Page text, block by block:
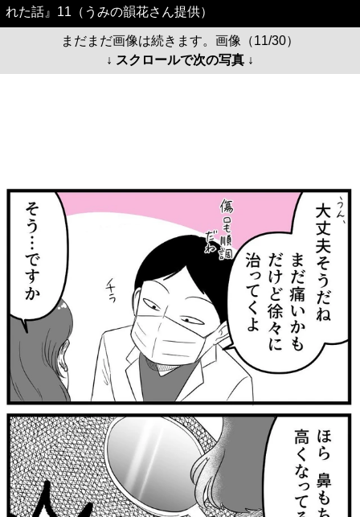
れた話』11（うみの韻花さん提供）
まだまだ画像は続きます。画像（11/30）
↓ スクロールで次の写真 ↓